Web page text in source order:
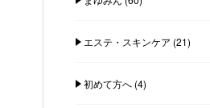
エステ・スキンケア (21)
初めて方へ(4)